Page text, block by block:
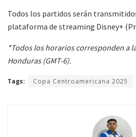
Todos los partidos serán
plataforma de streaming Disney+
*Todos los horarios corresponden a
Honduras (GMT-6).
Tags: Copa Centroamericana 2025